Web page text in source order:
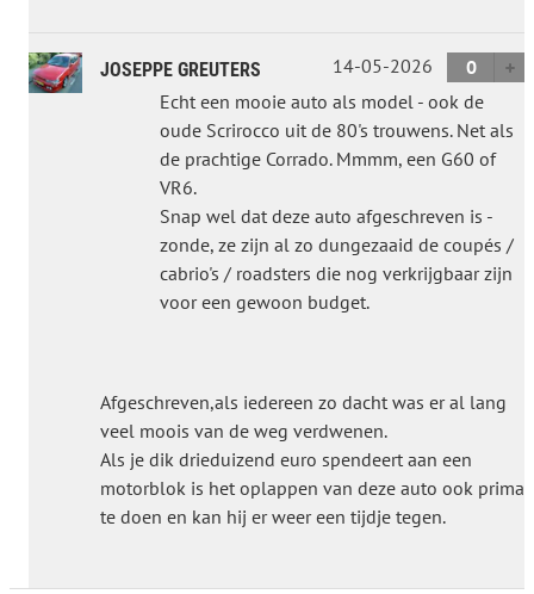
JOSEPPE GREUTERS 14-05-2026
0
Echt een mooie auto als model - ook de
oude Scrirocco uit de 80's trouwens. Net als
de prachtige Corrado. Mmmm, een G60 of
VR6.
Snap wel dat deze auto afgeschreven is -
zonde, ze zijn al zo dungezaaid de coupés /
cabrio's / roadsters die nog verkrijgbaar zijn
voor een gewoon budget.
Afgeschreven,als iedereen zo dacht was er al lang
veel moois van de weg verdwenen.
Als je dik drieduizend euro spendeert aan een
motorblok is het oplappen van deze auto ook prima
te doen en kan hij er weer een tijdje tegen.